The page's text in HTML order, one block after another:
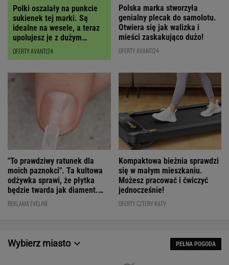
Polki oszalały na punkcie
sukienek tej marki. Są
idealne na wesele, a teraz
upolujesz je z dużym
RABATEM
OFERTY AVANTI24
Polska marka stworzyła
genialny plecak do samolotu.
Otwiera się jak walizka i
mieści zaskakująco dużo!
OFERTY AVANTI24
"To prawdziwy ratunek dla
moich paznokci". Ta kultowa
odżywka sprawi, że płytka
będzie twarda jak diament.
Cena? WOW!
REKLAMA EVELINE
Kompaktowa bieżnia sprawdzi
się w małym mieszkaniu.
Możesz pracować i ćwiczyć
jednocześnie!
OFERTY CZTERY KĄTY
Wybierz miasto PEŁNA POGODA